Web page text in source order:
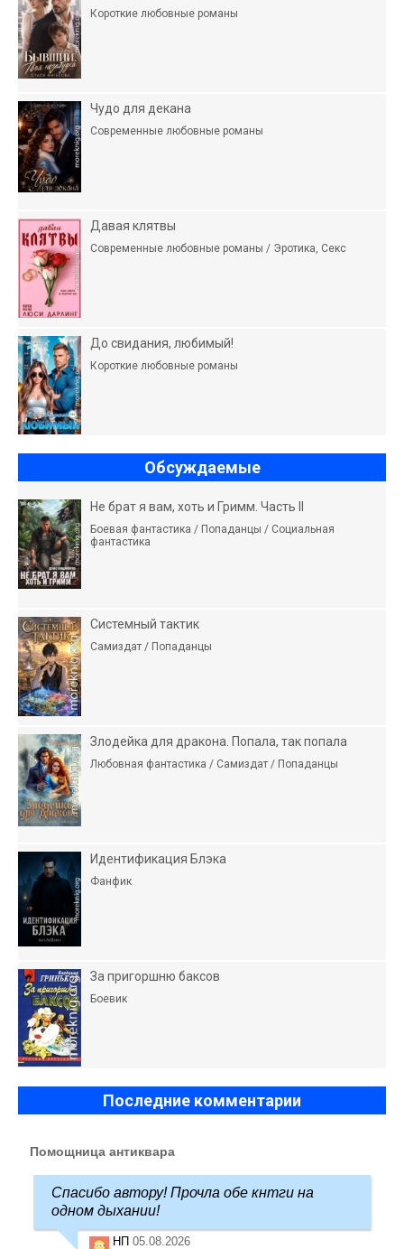
Короткие любовные романы
Чудо для декана
Современные любовные романы
Давая клятвы
Современные любовные романы / Эротика, Секс
До свидания, любимый!
Короткие любовные романы
Обсуждаемые
Не брат я вам, хоть и Гримм. Часть II
Боевая фантастика / Попаданцы / Социальная
фантастика
Системный тактик
Самиздат / Попаданцы
Злодейка для дракона. Попала, так попала
Любовная фантастика / Самиздат / Попаданцы
Идентификация Блэка
Фанфик
За пригоршню баксов
Боевик
Последние комментарии
Помощница антиквара
Спасибо автору! Прочла обе кнтги на
одном дыхании!
НП 05.08.2026